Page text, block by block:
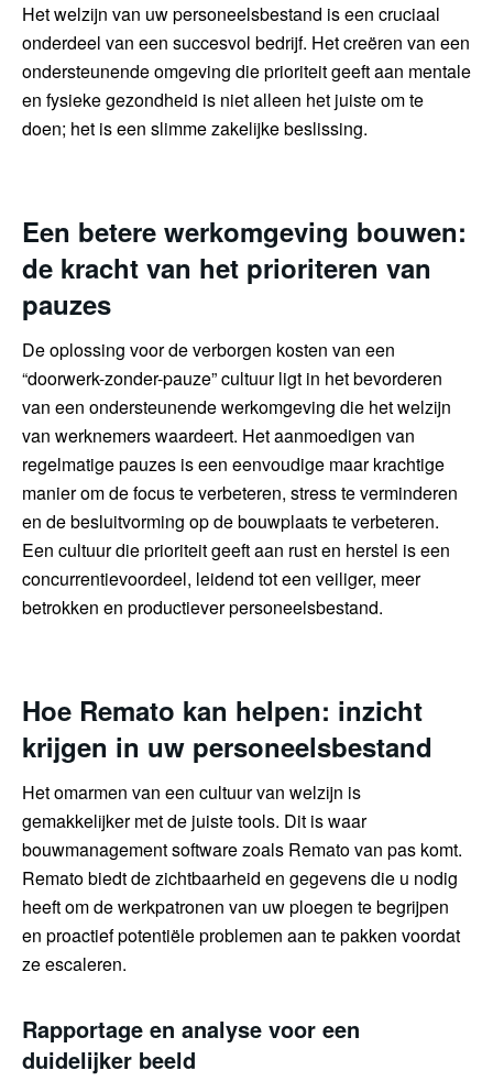
Het welzijn van uw personeelsbestand is een cruciaal
onderdeel van een succesvol bedrijf. Het creëren van een
ondersteunende omgeving die prioriteit geeft aan mentale
en fysieke gezondheid is niet alleen het juiste om te
doen; het is een slimme zakelijke beslissing.
Een betere werkomgeving bouwen:
de kracht van het prioriteren van
pauzes
De oplossing voor de verborgen kosten van een
“doorwerk-zonder-pauze” cultuur ligt in het bevorderen
van een ondersteunende werkomgeving die het welzijn
van werknemers waardeert. Het aanmoedigen van
regelmatige pauzes is een eenvoudige maar krachtige
manier om de focus te verbeteren, stress te verminderen
en de besluitvorming op de bouwplaats te verbeteren.
Een cultuur die prioriteit geeft aan rust en herstel is een
concurrentievoordeel, leidend tot een veiliger, meer
betrokken en productiever personeelsbestand.
Hoe Remato kan helpen: inzicht
krijgen in uw personeelsbestand
Het omarmen van een cultuur van welzijn is
gemakkelijker met de juiste tools. Dit is waar
bouwmanagement software zoals Remato van pas komt.
Remato biedt de zichtbaarheid en gegevens die u nodig
heeft om de werkpatronen van uw ploegen te begrijpen
en proactief potentiële problemen aan te pakken voordat
ze escaleren.
Rapportage en analyse voor een
duidelijker beeld